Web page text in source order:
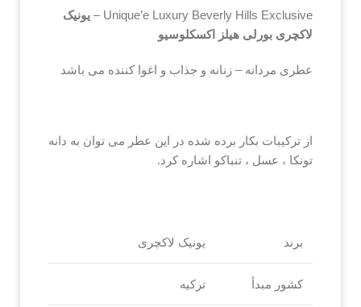
Unique’e Luxury Beverly Hills Exclusive –
یونیک
لاکچری بورلی هیلز اکسکلوسیو
عطری مردانه – زنانه و جذاب و اغوا کننده می باشد
از ترکیبات بکار برده شده در این عطر می توان به دانه
تونکا ، عسل ، تنباکو اشاره کرد.
برند یونیک لاکچری
کشور مبدأ ترکیه